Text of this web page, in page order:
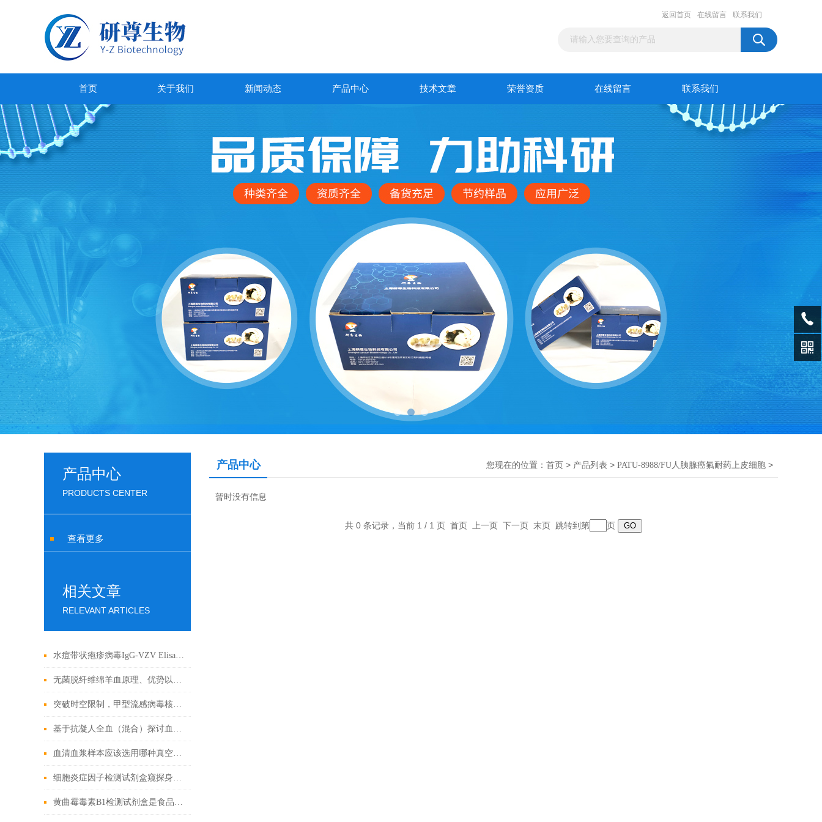
返回首页 在线留言 联系我们
首页 关于我们 新闻动态 产品中心 技术文章 荣誉资质 在线留言 联系我们
产品中心
PRODUCTS CENTER
查看更多
相关文章
RELEVANT ARTICLES
水痘带状疱疹病毒IgG-VZV Elisa检测试剂盒应用全解析
无菌脱纤维绵羊血原理、优势以及应用前景
突破时空限制，甲型流感病毒核酸检测试剂盒的应用与发展
基于抗凝人全血（混合）探讨血液流变学特性及其影响因素
血清血浆样本应该选用哪种真空采血管收集？
细胞炎症因子检测试剂盒窥探身体内部的战争
黄曲霉毒素B1检测试剂盒是食品安全的新工具
产品中心 您现在的位置： 首页 > 产品列表 > PATU-8988/FU人胰腺癌氟耐药上皮细胞 >
暂时没有信息
共 0 条记录，当前 1 / 1 页 首页 上一页 下一页 末页 跳转到第 页